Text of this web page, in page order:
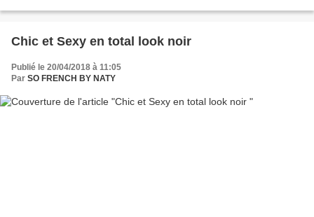
Chic et Sexy en total look noir
Publié le 20/04/2018 à 11:05
Par SO FRENCH BY NATY